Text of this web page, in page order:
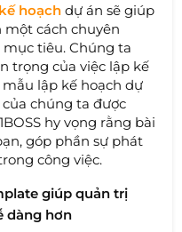
hoạch dự án sẽ giúp
một cách chuyên
tiêu. Chúng ta
trọng của việc lập kế
lập kế hoạch dự
chúng ta được
hy vọng rằng bài
góp phần sự phát
công việc.
giúp quản trị
dàng hơn